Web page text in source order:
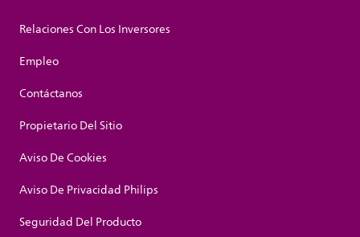
Relaciones Con Los Inversores
Empleo
Contáctanos
Propietario Del Sitio
Aviso De Cookies
Aviso De Privacidad Philips
Seguridad Del Producto